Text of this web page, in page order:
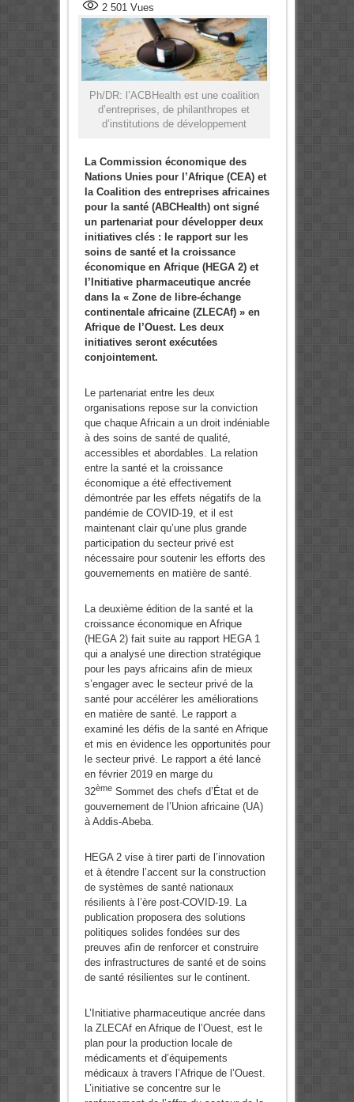
2 501Vues
Ph/DR: l’ACBHealth est une coalition
d’entreprises, de philanthropes et
d’institutions de développement
La Commission économique des
Nations Unies pour l’Afrique (CEA) et
la Coalition des entreprises africaines
pour la santé (ABCHealth) ont signé
un partenariat pour développer deux
initiatives clés : le rapport sur les
soins de santé et la croissance
économique en Afrique (HEGA 2) et
l’Initiative pharmaceutique ancrée
dans la « Zone de libre-échange
continentale africaine (ZLECAf) » en
Afrique de l’Ouest. Les deux
initiatives seront exécutées
conjointement.
Le partenariat entre les deux
organisations repose sur la conviction
que chaque Africain a un droit indéniable
à des soins de santé de qualité,
accessibles et abordables. La relation
entre la santé et la croissance
économique a été effectivement
démontrée par les effets négatifs de la
pandémie de COVID-19, et il est
maintenant clair qu’une plus grande
participation du secteur privé est
nécessaire pour soutenir les efforts des
gouvernements en matière de santé.
La deuxième édition de la santé et la
croissance économique en Afrique
(HEGA 2) fait suite au rapport HEGA 1
qui a analysé une direction stratégique
pour les pays africains afin de mieux
s’engager avec le secteur privé de la
santé pour accélérer les améliorations
en matière de santé. Le rapport a
examiné les défis de la santé en Afrique
et mis en évidence les opportunités pour
le secteur privé. Le rapport a été lancé
en février 2019 en marge du
32èmeSommet des chefs d’État et de
gouvernement de l’Union africaine (UA)
à Addis-Abeba.
HEGA 2 vise à tirer parti de l’innovation
et à étendre l’accent sur la construction
de systèmes de santé nationaux
résilients à l’ère post-COVID-19. La
publication proposera des solutions
politiques solides fondées sur des
preuves afin de renforcer et construire
des infrastructures de santé et de soins
de santé résilientes sur le continent.
L’Initiative pharmaceutique ancrée dans
la ZLECAf en Afrique de l’Ouest, est le
plan pour la production locale de
médicaments et d’équipements
médicaux à travers l’Afrique de l’Ouest.
L’initiative se concentre sur le